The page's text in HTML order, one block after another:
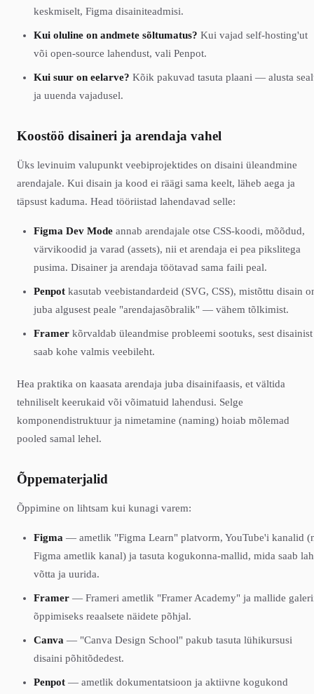
keskmiselt, Figma disainiteadmisi.
Kui oluline on andmete sõltumatus? Kui vajad self-hosting'ut
või open-source lahendust, vali Penpot.
Kui suur on eelarve? Kõik pakuvad tasuta plaani — alusta
ja uuenda vajadusel.
Koostöö disaineri ja arendaja vahel
Üks levinuim valupunkt veebiprojektides on disaini üleandmine
arendajale. Kui disain ja kood ei räägi sama keelt, läheb aega ja
täpsust kaduma. Head tööriistad lahendavad selle:
Figma Dev Mode annab arendajale otse CSS-koodi, mõõdud,
värvikoodid ja varad (assets), nii et arendaja ei pea pikslitega
pusima. Disainer ja arendaja töötavad sama faili peal.
Penpot kasutab veebistandardeid (SVG, CSS), mistõttu disain
juba algusest peale "arendajasõbralik" — vähem tõlkimist.
Framer kõrvaldab üleandmise probleemi sootuks, sest disainist
saab kohe valmis veebileht.
Hea praktika on kaasata arendaja juba disainifaasis, et vältida
tehniliselt keerukaid või võimatuid lahendusi. Selge
komponendistruktuur ja nimetamine (naming) hoiab mõlemad
pooled samal lehel.
Õppematerjalid
Õppimine on lihtsam kui kunagi varem:
Figma — ametlik "Figma Learn" platvorm, YouTube'i kanalid
Figma ametlik kanal) ja tasuta kogukonna-mallid, mida saab
võtta ja uurida.
Framer — Frameri ametlik "Framer Academy" ja mallide
õppimiseks reaalsete näidete põhjal.
Canva — "Canva Design School" pakub tasuta lühikursusi
disaini põhitõdedest.
Penpot — ametlik dokumentatsioon ja aktiivne kogukond